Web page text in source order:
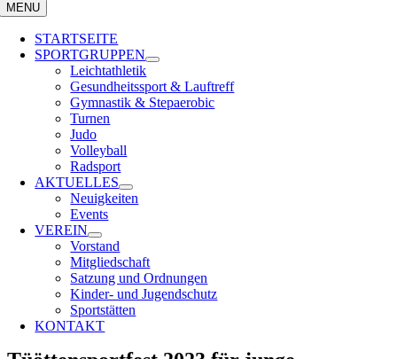
MENU
STARTSEITE
SPORTGRUPPEN
Leichtathletik
Gesundheitssport & Lauftreff
Gymnastik & Stepaerobic
Turnen
Judo
Volleyball
Radsport
AKTUELLES
Neuigkeiten
Events
VEREIN
Vorstand
Mitgliedschaft
Satzung und Ordnungen
Kinder- und Jugendschutz
Sportstätten
KONTAKT